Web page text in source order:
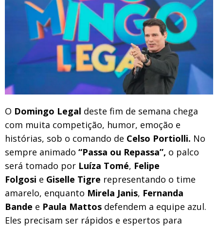
O Domingo Legal deste fim de semana chega
com muita competição, humor, emoção e
histórias, sob o comando de Celso Portiolli. No
sempre animado “Passa ou Repassa”, o palco
será tomado por Luíza Tomé, Felipe
Folgosi e Giselle Tigre representando o time
amarelo, enquanto Mirela Janis, Fernanda
Bande e Paula Mattos defendem a equipe azul.
Eles precisam ser rápidos e espertos para